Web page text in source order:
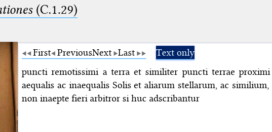
(C.1.29)
First PreviousNext Last
Text only
puncti remotissimi a terra et similiter puncti terrae
aequalis ac inaequalis Solis et aliarum stellarum, ac
non inaepte fieri arbitror si huc adscribantur